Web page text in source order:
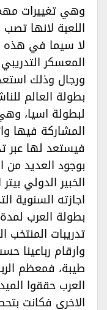
وهي تغييرات
اللعبة لانها
لا سيما في هذه
المعسكر
ورجال وذلك
بطولة العالم
لبطولة اسيا،
المشاركة فيها
فيستعد لها عبر
بوجود العديد من
الخبير الدولي
اجازته السنوية
بطولة العرب
تدريبات المنتخب
وارقام رباعينا
طيبة، فمعظم
العرب حققوا
الاخرى فكانت